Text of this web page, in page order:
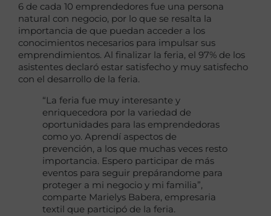
6 de cada 10 emprendedores fue una persona
natural con negocio, por lo que se resalta la
importancia de que puedan acceder a los
conocimientos necesarios para impulsar sus
emprendimientos. Al finalizar la feria, el 97% de los
asistentes declaró estar satisfecho y muy satisfecho
con el desarrollo de la feria.
“La feria fue muy interesante y
enriquecedora por la variedad de
oportunidades para las emprendedoras
como yo. Aprendí aspectos de
prevención, a los que muchas veces resto
importancia. Espero participar de más
eventos para seguir prepárandome para
proteger a mi negocio y mi familia”,
comparte Marielys Babera, empresaria
textil que participó de la feria.